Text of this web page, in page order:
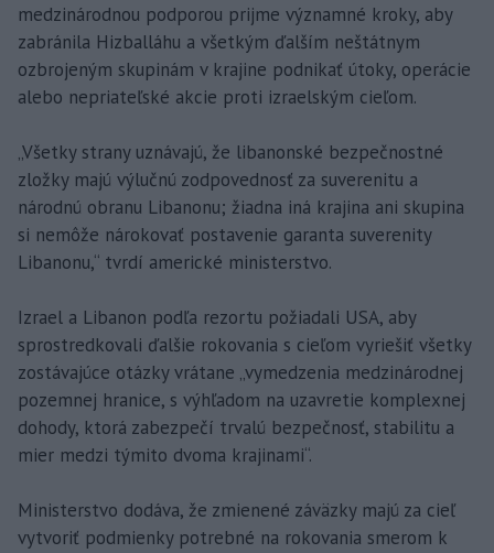
medzinárodnou podporou prijme významné kroky, aby
zabránila Hizballáhu a všetkým ďalším neštátnym
ozbrojeným skupinám v krajine podnikať útoky, operácie
alebo nepriateľské akcie proti izraelským cieľom.
„Všetky strany uznávajú, že libanonské bezpečnostné
zložky majú výlučnú zodpovednosť za suverenitu a
národnú obranu Libanonu; žiadna iná krajina ani skupina
si nemôže nárokovať postavenie garanta suverenity
Libanonu,“ tvrdí americké ministerstvo.
Izrael a Libanon podľa rezortu požiadali USA, aby
sprostredkovali ďalšie rokovania s cieľom vyriešiť všetky
zostávajúce otázky vrátane „vymedzenia medzinárodnej
pozemnej hranice, s výhľadom na uzavretie komplexnej
dohody, ktorá zabezpečí trvalú bezpečnosť, stabilitu a
mier medzi týmito dvoma krajinami“.
Ministerstvo dodáva, že zmienené záväzky majú za cieľ
vytvoriť podmienky potrebné na rokovania smerom k